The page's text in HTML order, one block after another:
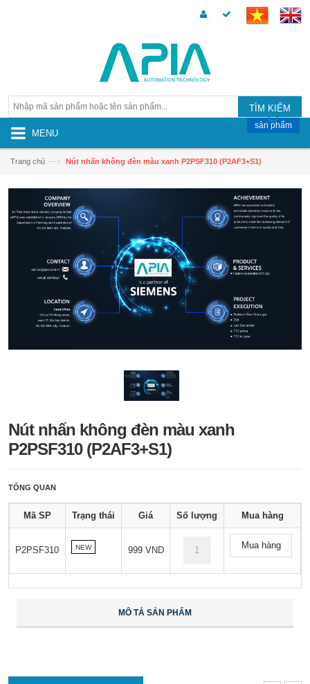
TÌM KIẾM
MENU
sản phẩm
Trang chủ —› Nút nhấn không đèn màu xanh P2PSF310 (P2AF3+S1)
Nút nhấn không đèn màu xanh
P2PSF310 (P2AF3+S1)
TỔNG QUAN
Mã SP Trạng thái Giá Số lượng Mua hàng
P2PSF310 NEW 999 VND Mua hàng
MÔ TẢ SẢN PHẨM